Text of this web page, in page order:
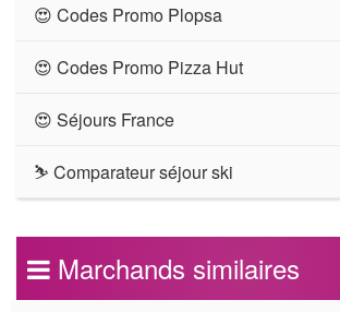
😍 Codes Promo Plopsa
😍 Codes Promo Pizza Hut
😍 Séjours France
⛷ Comparateur séjour ski
Marchands similaires